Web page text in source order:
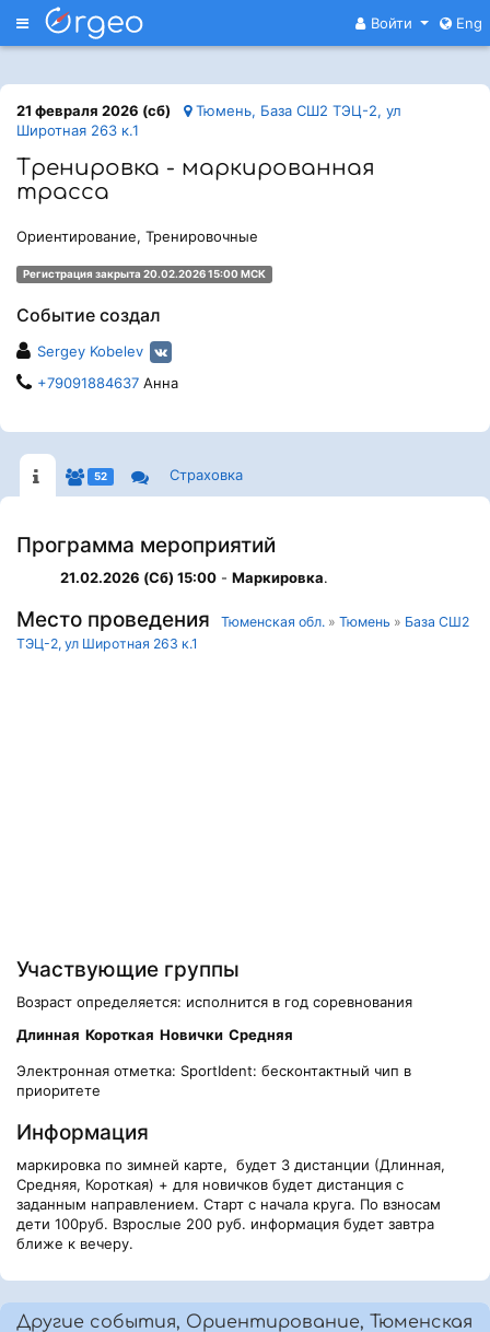
Меню Войти Eng
21 февраля 2026 (сб)
Тюмень, База СШ2 ТЭЦ-2, ул
Широтная 263 к.1
Тренировка - маркированная
трасса
Ориентирование, Тренировочные
Регистрация закрыта 20.02.2026 15:00 МСК
Событие создал
Sergey Kobelev
+79091884637 Анна
52 Страховка
Программа мероприятий
21.02.2026 (Сб) 15:00 - Маркировка.
Место проведения Тюменская обл. » Тюмень » База СШ2
ТЭЦ-2, ул Широтная 263 к.1
Участвующие группы
Возраст определяется: исполнится в год соревнования
Длинная Короткая Новички Средняя
Электронная отметка: SportIdent: бесконтактный чип в
приоритете
Информация
маркировка по зимней карте, будет 3 дистанции (Длинная,
Средняя, Короткая) + для новичков будет дистанция с
заданным направлением. Старт с начала круга. По взносам
дети 100руб. Взрослые 200 руб. информация будет завтра
ближе к вечеру.
Другие события, Ориентирование, Тюменская